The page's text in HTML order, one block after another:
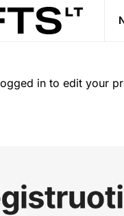
in to edit your